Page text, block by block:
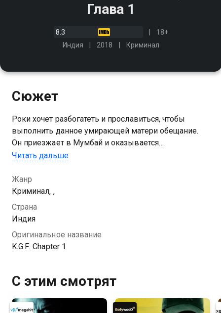
Глава 1
8.3
18+
Индия
2018 Криминал
Сюжет
Роки хочет разбогатеть и прославиться, чтобы
выполнить данное умирающей матери обещание.
Он приезжает в Мумбай и оказывается
вовлечённым в "золотую" мафию
Читать дальше
Жанр
Криминал, ,
Страна
Индия
Оригинальное название
K.G.F: Chapter 1
С этим смотрят